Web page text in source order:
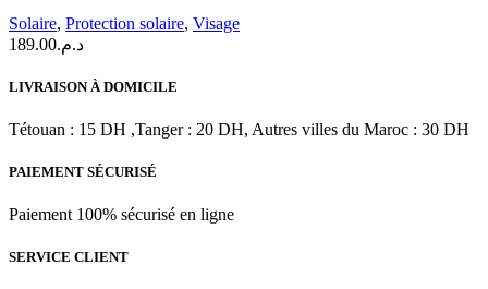
Peau
Sèche
|
Solaire, Protection solaire, Visage
د.م.189.00
LIVRAISON À DOMICILE
Tétouan : 15 DH ,Tanger : 20 DH, Autres villes du Maroc : 30 DH
PAIEMENT SÉCURISÉ
Paiement 100% sécurisé en ligne
SERVICE CLIENT